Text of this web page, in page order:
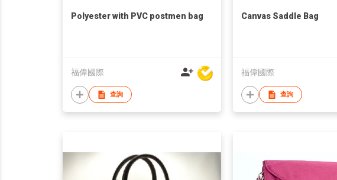
Polyester with PVC postmen bag
福偉國際
查詢
Canvas Saddle Bag
福偉國際
查詢